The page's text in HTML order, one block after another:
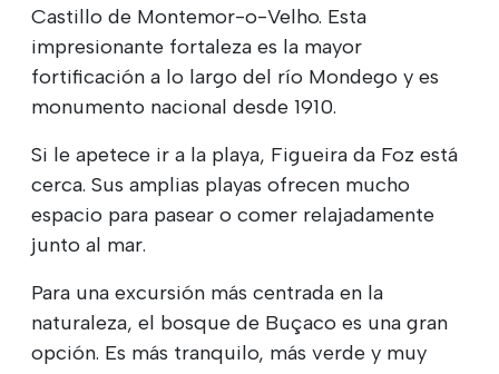
Castillo de Montemor-o-Velho. Esta
impresionante fortaleza es la mayor
fortificación a lo largo del río Mondego y es
monumento nacional desde 1910.
Si le apetece ir a la playa, Figueira da Foz está
cerca. Sus amplias playas ofrecen mucho
espacio para pasear o comer relajadamente
junto al mar.
Para una excursión más centrada en la
naturaleza, el bosque de Buçaco es una gran
opción. Es más tranquilo, más verde y muy